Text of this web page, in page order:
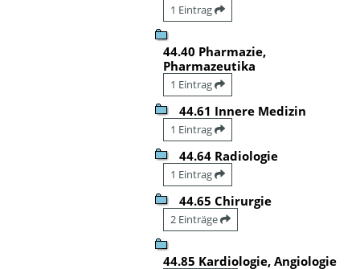
1 Eintrag
44.40 Pharmazie,
Pharmazeutika
1 Eintrag
44.61 Innere Medizin
1 Eintrag
44.64 Radiologie
1 Eintrag
44.65 Chirurgie
2 Einträge
44.85 Kardiologie, Angiologie